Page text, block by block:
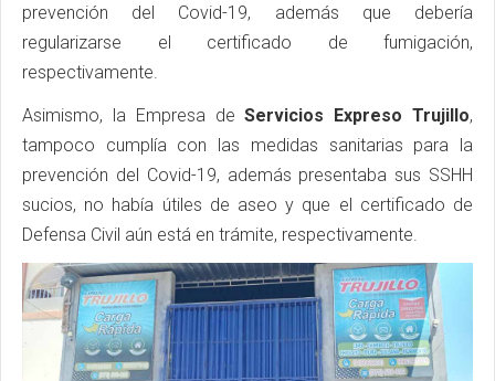
prevención del Covid-19, además que debería
regularizarse el certificado de fumigación,
respectivamente.
Asimismo, la Empresa deServicios Expreso Trujillo,
tampoco cumplía con las medidas sanitarias para la
prevención del Covid-19, además presentaba sus SSHH
sucios, no había útiles de aseo y que el certificado de
Defensa Civil aún está en trámite, respectivamente.